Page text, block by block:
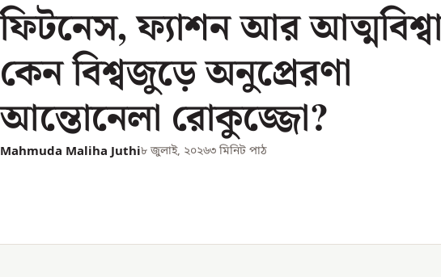
ফিটনেস, ফ্যাশন আর
কেন বিশ্বজুড়ে অনুপ্রেরণা
আন্তোনেলা রোকুজ্জো?
Mahmuda Maliha Juthi৮ জুলাই, ২০২৬৩ মিনিট পাঠ